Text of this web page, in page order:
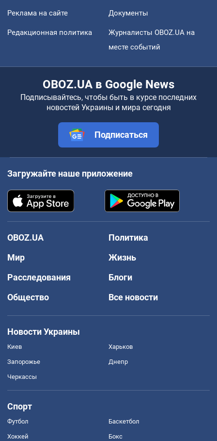
Реклама на сайте Документы
Редакционная политика
Журналисты OBOZ.UA на
месте событий
OBOZ.UA в Google News
Подписывайтесь, чтобы быть в курсе последних
новостей Украины и мира сегодня
Подписаться
Загружайте наше приложение
OBOZ.UA
Политика
Мир
Жизнь
Расследования
Блоги
Общество
Все новости
Новости Украины
Киев Харьков
Запорожье Днепр
Черкассы
Спорт
Футбол Баскетбол
Хоккей Бокс